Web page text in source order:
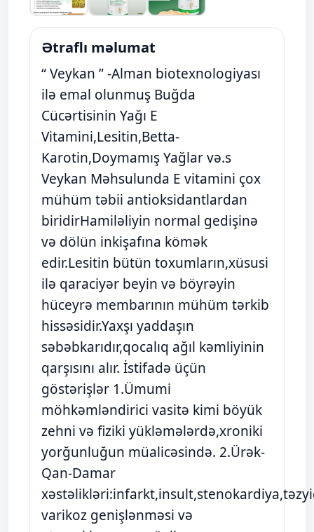
Ətraflı məlumat
“ Veykan ” -Alman biotexnologiyası
ilə emal olunmuş Buğda
Cücərtisinin Yağı E
Vitamini,Lesitin,Betta-
Karotin,Doymamış Yağlar və.s
Veykan Məhsulunda E vitamini çox
mühüm təbii antioksidantlardan
biridirHamiləliyin normal gedişinə
və dölün inkişafına kömək
edir.Lesitin bütün toxumların,xüsusi
ilə qaraciyər beyin və böyrəyin
hüceyrə membarının mühüm tərkib
hissəsidir.Yaxşı yaddaşın
səbəbkarıdır,qocalıq ağıl kəmliyinin
qarşısını alır. İstifadə üçün
göstərişlər 1.Ümumi
möhkəmləndirici vasitə kimi böyük
zehni və fiziki yükləmələrdə,xroniki
yorğunluğun müalicəsində. 2.Ürək-
Qan-Damar
varikoz genişlənməsi və